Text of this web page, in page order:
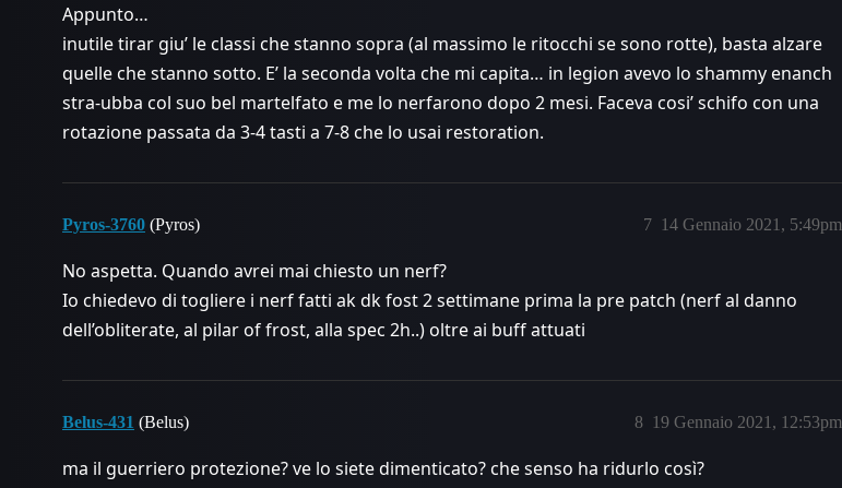
Appunto…
inutile tirar giu’ le classi che stanno sopra (al massimo le ritocchi se sono rotte), basta alzare
quelle che stanno sotto. E’ la seconda volta che mi capita… in legion avevo lo shammy enanch
stra-ubba col suo bel martelfato e me lo nerfarono dopo 2 mesi. Faceva cosi’ schifo con una
rotazione passata da 3-4 tasti a 7-8 che lo usai restoration.
Pyros-3760 (Pyros) 14 Gennaio 2021, 5:49pm
7
No aspetta. Quando avrei mai chiesto un nerf?
Io chiedevo di togliere i nerf fatti ak dk fost 2 settimane prima la pre patch (nerf al danno
dell’obliterate, al pilar of frost, alla spec 2h..) oltre ai buff attuati
Belus-431 (Belus) 19 Gennaio 2021, 12:53pm
8
ma il guerriero protezione? ve lo siete dimenticato? che senso ha ridurlo così?